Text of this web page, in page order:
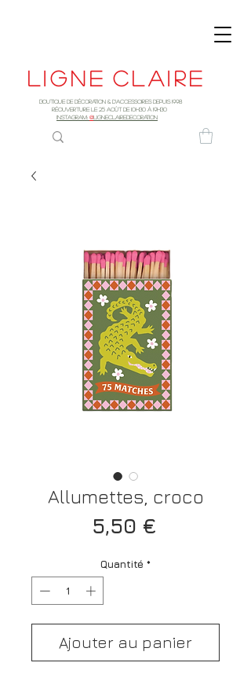
Ligne claire
Boutique de décoration & d'accessoires depuis 1998
RÉOUVERTURE LE 25 AOûT DE 10h30 à 19H30
INSTAGRAM: @LIGNECLAIREDECORATION
Allumettes, croco
5,50 €Prix
Quantité *
Ajouter au panier